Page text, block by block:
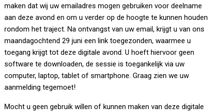
maken dat wij uw emailadres mogen gebruiken voor deelname
aan deze avond en om u verder op de hoogte te kunnen houden
rondom het traject. Na ontvangst van uw email, krijgt u van ons
maandagochtend 29 juni een link toegezonden, waarmee u
toegang krijgt tot deze digitale avond. U hoeft hiervoor geen
software te downloaden, de sessie is toegankelijk via uw
computer, laptop, tablet of smartphone. Graag zien we uw
aanmelding tegemoet!
Mocht u geen gebruik willen of kunnen maken van deze digitale